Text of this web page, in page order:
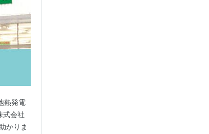
熱発電
式会社
かりま